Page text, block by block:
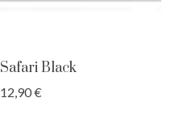
Safari Black
12,90 €